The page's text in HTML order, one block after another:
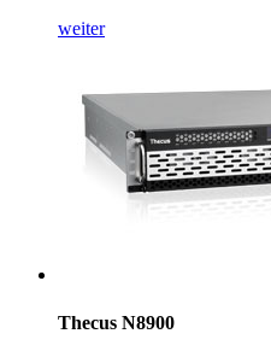
weiter
Thecus N8900